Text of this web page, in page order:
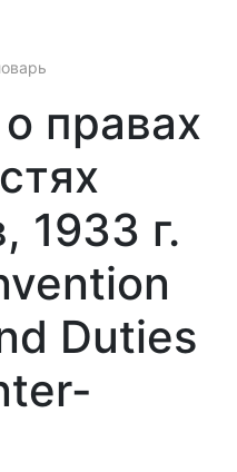
правах
1933 г.
Duties